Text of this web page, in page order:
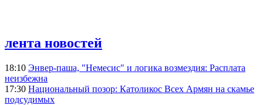
лента новостей
18:10 Энвер-паша, "Немесис" и логика возмездия: Расплата
неизбежна
17:30 Национальный позор: Католикос Всех Армян на скамье
подсудимых